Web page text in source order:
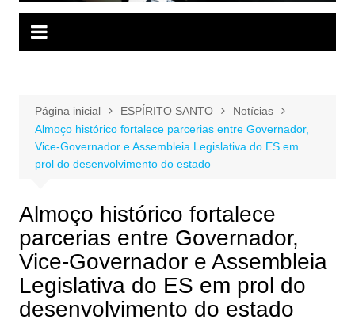
Página inicial ESPÍRITO SANTO
Notícias
Almoço histórico fortalece parcerias entre Governador,
Vice-Governador e Assembleia Legislativa do ES em
prol do desenvolvimento do estado
Almoço histórico fortalece
parcerias entre Governador,
Vice-Governador e Assembleia
Legislativa do ES em prol do
desenvolvimento do estado